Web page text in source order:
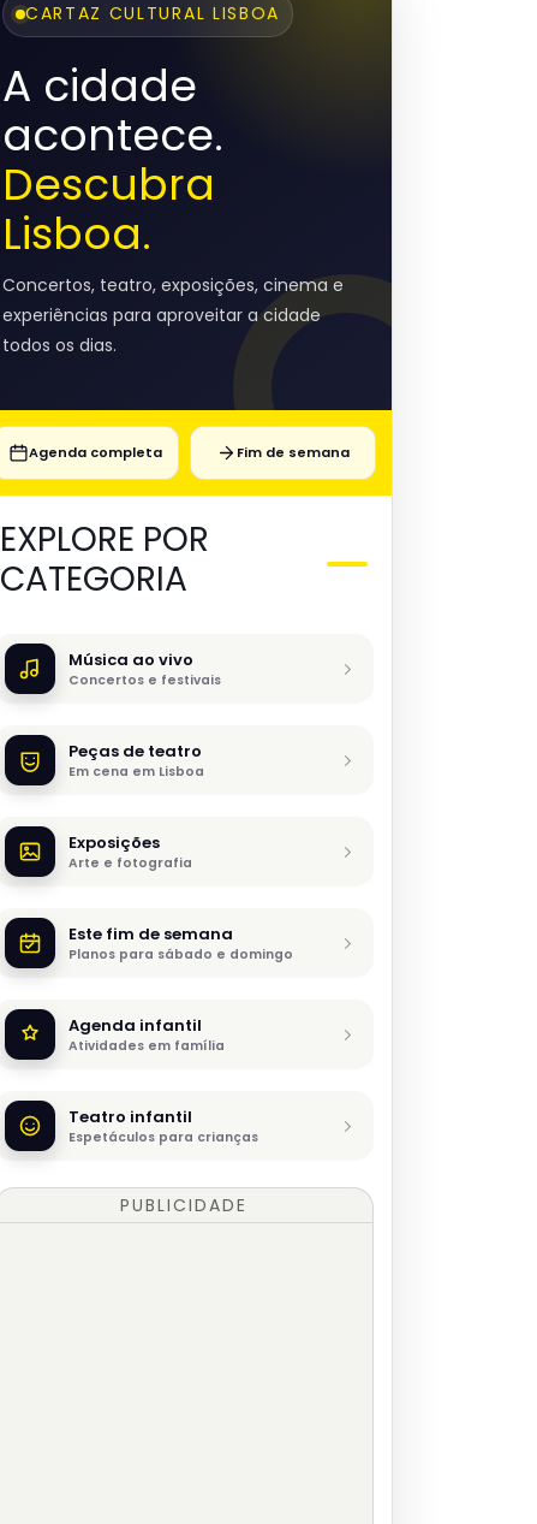
CARTAZ CULTURAL LISBOA
A cidade
acontece.
Descubra
Lisboa.
Concertos, teatro, exposições, cinema e
experiências para aproveitar a cidade
todos os dias.
Agenda completa Fim de semana
EXPLORE POR
CATEGORIA
Música ao vivo
Concertos e festivais
Peças de teatro
Em cena em Lisboa
Exposições
Arte e fotografia
Este fim de semana
Planos para sábado e domingo
Agenda infantil
Atividades em família
Teatro infantil
Espetáculos para crianças
PUBLICIDADE